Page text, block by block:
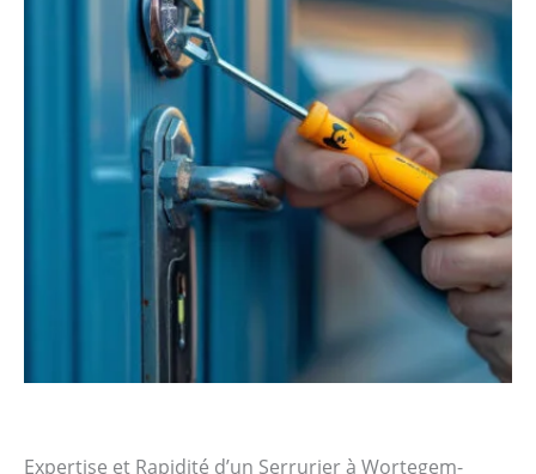
Expertise et Rapidité d’un Serrurier à Wortegem-